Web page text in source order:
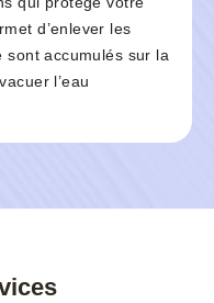
d’enlever les
sont accumulés sur la
l’eau